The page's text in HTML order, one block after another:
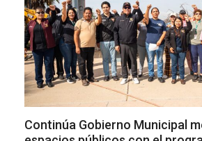
Continúa Gobierno Municipal